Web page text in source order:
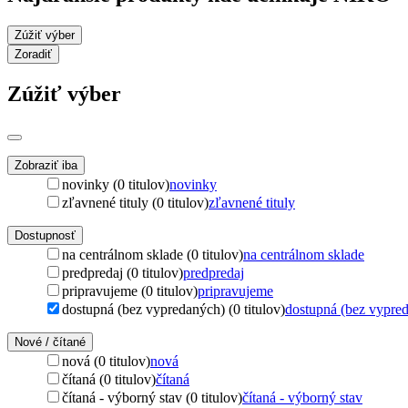
Zúžiť výber
Zoradiť
Zúžiť výber
Zobraziť iba
novinky (0 titulov)novinky
zľavnené tituly (0 titulov)zľavnené tituly
Dostupnosť
na centrálnom sklade (0 titulov)na centrálnom sklade
predpredaj (0 titulov)predpredaj
pripravujeme (0 titulov)pripravujeme
dostupná (bez vypredaných) (0 titulov)dostupná (bez
Nové / čítané
nová (0 titulov)nová
čítaná (0 titulov)čítaná
čítaná - výborný stav (0 titulov)čítaná - výborný stav